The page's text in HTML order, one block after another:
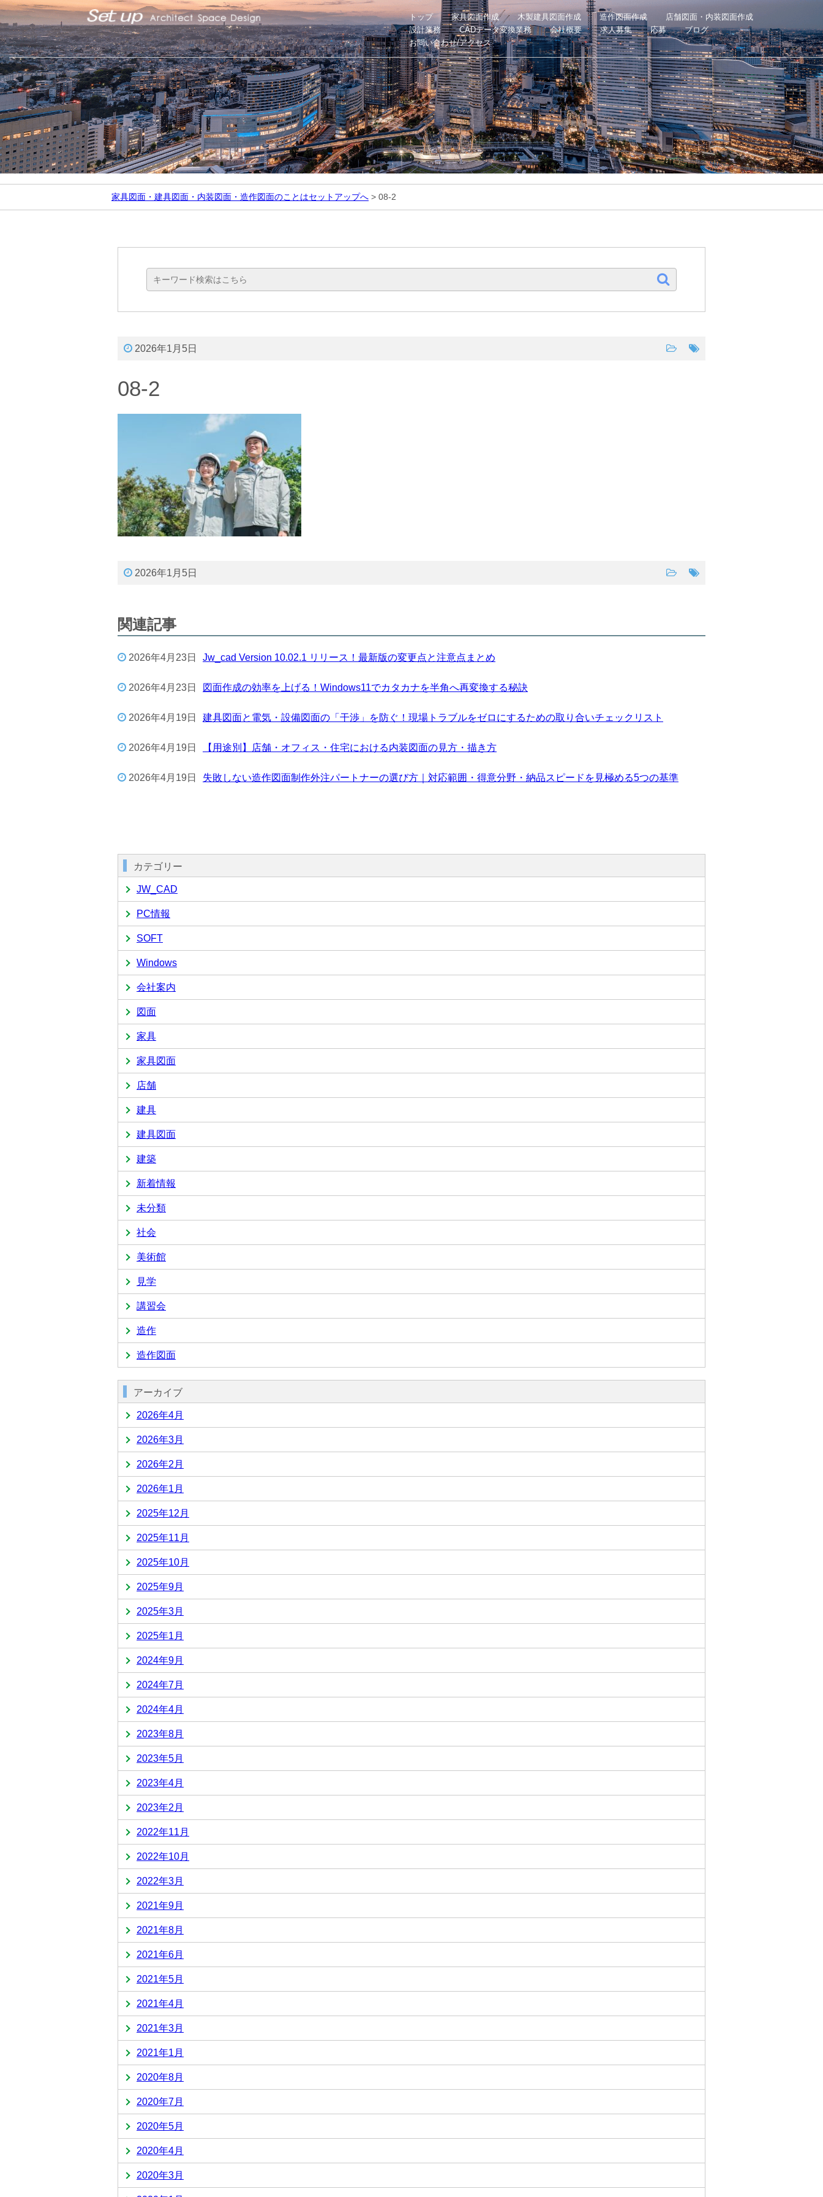
トップ 家具図面作成 木製建具図面作成 造作図面作成
店舗図面・内装図面作成
設計業務
CADデータ変換業務 会社概要 求人募集 応募
ブログ
お問い合わせ/アクセス
Set up
家具図面・建具図面・内装図面・造作図面のことはセットアップへ > 08-2
2026年1月5日
08-2
2026年1月5日
関連記事
2026年4月23日 Jw_cad Version 10.02.1 リリース！最新版の変更点と注意点まとめ
2026年4月23日 図面作成の効率を上げる！Windows11でカタカナを半角へ再変換する秘訣
2026年4月19日 建具図面と電気・設備図面の「干渉」を防ぐ！現場トラブルをゼロにするための取り合いチェックリスト
2026年4月19日 【用途別】店舗・オフィス・住宅における内装図面の見方・描き方
2026年4月19日 失敗しない造作図面制作外注パートナーの選び方｜対応範囲・得意分野・納品スピードを見極める5つの基準
カテゴリー
JW_CAD
PC情報
SOFT
Windows
会社案内
図面
家具
家具図面
店舗
建具
建具図面
建築
新着情報
未分類
社会
美術館
見学
講習会
造作
造作図面
アーカイブ
2026年4月
2026年3月
2026年2月
2026年1月
2025年12月
2025年11月
2025年10月
2025年9月
2025年3月
2025年1月
2024年9月
2024年7月
2024年4月
2023年8月
2023年5月
2023年4月
2023年2月
2022年11月
2022年10月
2022年3月
2021年9月
2021年8月
2021年6月
2021年5月
2021年4月
2021年3月
2021年1月
2020年8月
2020年7月
2020年5月
2020年4月
2020年3月